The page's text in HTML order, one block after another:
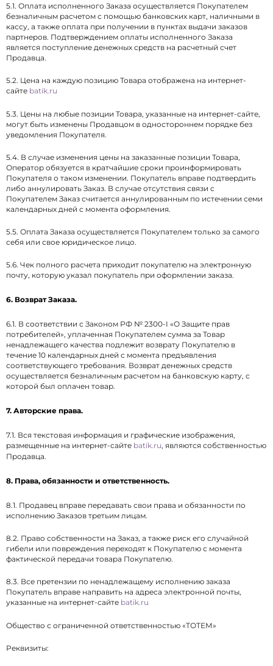
5.1. Оплата исполненного Заказа осуществляется Покупателем
безналичным расчетом с помощью банковских карт, наличными в
кассу, а также оплата при получении в пунктах выдачи заказов
партнеров. Подтверждением оплаты исполненного Заказа
является поступление денежных средств на расчетный счет
Продавца.
5.2. Цена на каждую позицию Товара отображена на интернет-
сайте batik.ru
5.3. Цены на любые позиции Товара, указанные на интернет-сайте,
могут быть изменены Продавцом в одностороннем порядке без
уведомления Покупателя.
5.4. В случае изменения цены на заказанные позиции Товара,
Оператор обязуется в кратчайшие сроки проинформировать
Покупателя о таком изменении. Покупатель вправе подтвердить
либо аннулировать Заказ. В случае отсутствия связи с
Покупателем Заказ считается аннулированным по истечении семи
календарных дней с момента оформления.
5.5. Оплата Заказа осуществляется Покупателем только за самого
себя или свое юридическое лицо.
5.6. Чек полного расчета приходит покупателю на электронную
почту, которую указал покупатель при оформлении заказа.
6. Возврат Заказа.
6.1. В соответствии с Законом РФ № 2300-I «О Защите прав
потребителей», уплаченная Покупателем сумма за Товар
ненадлежащего качества подлежит возврату Покупателю в
течение 10 календарных дней с момента предъявления
соответствующего требования. Возврат денежных средств
осуществляется безналичным расчетом на банковскую карту, с
которой был оплачен товар.
7. Авторские права.
7.1. Вся текстовая информация и графические изображения,
размещенные на интернет-сайте batik.ru, являются собственностью
Продавца.
8. Права, обязанности и ответственность.
8.1. Продавец вправе передавать свои права и обязанности по
исполнению Заказов третьим лицам.
8.2. Право собственности на Заказ, а также риск его случайной
гибели или повреждения переходят к Покупателю с момента
фактической передачи товара Покупателю.
8.3. Все претензии по ненадлежащему исполнению заказа
Покупатель вправе направить на адреса электронной почты,
указанные на интернет-сайте batik.ru
Общество с ограниченной ответственностью «ТОТЕМ»
Реквизиты: